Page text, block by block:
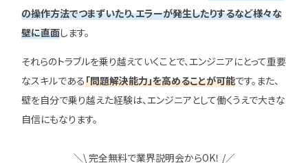
の操作方法でつまずいたり、エラーが発生したりするなど様々な
壁に直面します。
それらのトラブルを乗り越えていくことで、エンジニアにとって重要
なスキルである「問題解決能力」を高めることが可能です。また、
壁を自分で乗り越えた経験は、エンジニアとして働くうえで大きな
自信にもなります。
＼\ 完全無料で業界説明会からOK！ /／